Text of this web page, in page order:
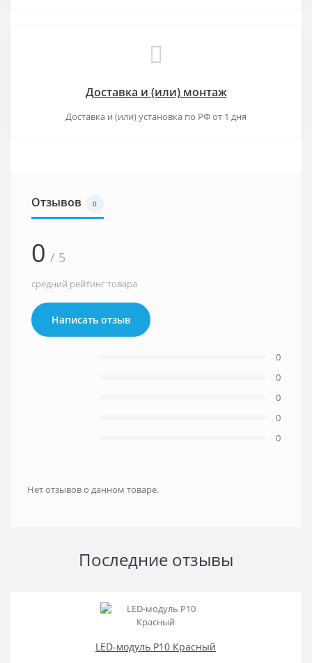
Доставка и (или) монтаж
Доставка и (или) установка по РФ от 1 дня
Отзывов 0
0 / 5
средний рейтинг товара
Написать отзыв
0
0
0
0
0
Нет отзывов о данном товаре.
Последние отзывы
LED-модуль P10 Красный